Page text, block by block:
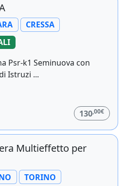
CRESSA
Psr-k1 Seminuova con
Istruzi ...
130,00€
Multieffetto per
TORINO